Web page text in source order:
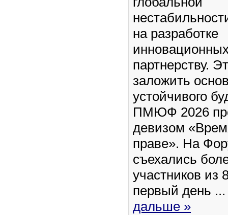
на разработке
партнерству.
заложить
устойчивого
ПМЮФ 2026
девизом
праве». На
съехались
участников из
первый день
дальше »